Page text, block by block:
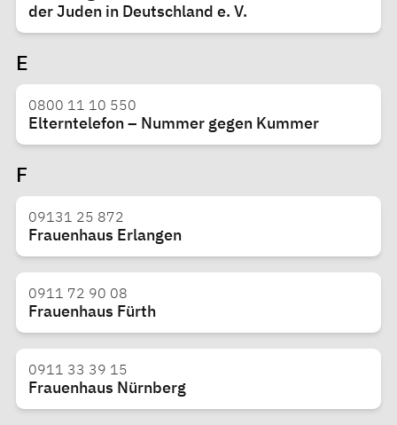
der Juden in Deutschland e. V.
E
0800 11 10 550
Elterntelefon – Nummer gegen Kummer
F
09131 25 872
Frauenhaus Erlangen
0911 72 90 08
Frauenhaus Fürth
0911 33 39 15
Frauenhaus Nürnberg